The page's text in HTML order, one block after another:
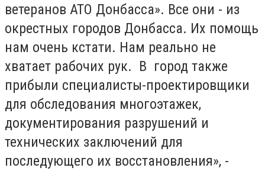
ветеранов АТО Донбасса». Все они - из
окрестных городов Донбасса. Их помощь
нам очень кстати. Нам реально не
хватает рабочих рук. В город также
прибыли специалисты-проектировщики
для обследования многоэтажек,
документирования разрушений и
технических заключений для
последующего их восстановления», -